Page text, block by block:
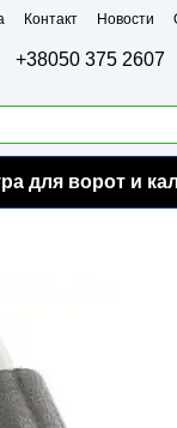
Контакт Новости
+38050 375 2607
для ворот и